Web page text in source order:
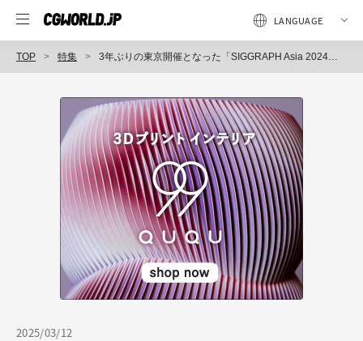
TOP 特集 3年ぶりの東京開催となった「SIGGRAPH Asia 2024」をふり返る（1）
2025/03/12